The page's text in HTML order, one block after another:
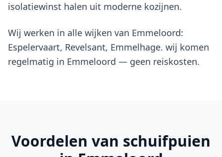
isolatiewinst halen uit moderne kozijnen.
Wij werken in alle wijken van Emmeloord:
Espelervaart, Revelsant, Emmelhage. wij komen
regelmatig in Emmeloord — geen reiskosten.
Voordelen van schuifpuien